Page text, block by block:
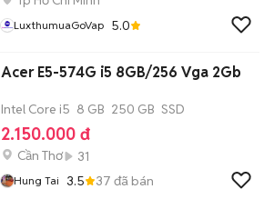
LuxthumuaGoVap 5.0
Acer E5-574G i5 8GB/256 Vga 2Gb
Intel Core i5 8 GB 250 GB SSD
2.150.000 đ
Cần Thơ 31
Hung Tai 3.5 37 đã bán